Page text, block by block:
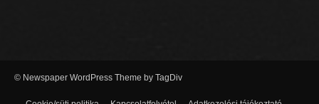
© Newspaper WordPress Theme by TagDiv